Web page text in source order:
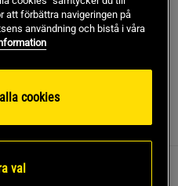
endast hittas i raw ofiltrerad
ej kombineras med
Näring & Ingredienser
är ofiltrerad, ouppvärmd,
att förbättra navigeringen på
användning och bistå i våra
cookies
val